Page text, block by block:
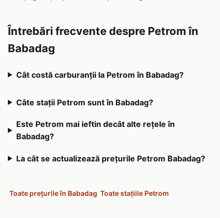
Întrebări frecvente despre Petrom în
Babadag
Cât costă carburanții la Petrom în Babadag?
Câte stații Petrom sunt în Babadag?
Este Petrom mai ieftin decât alte rețele în
Babadag?
La cât se actualizează prețurile Petrom Babadag?
Toate prețurile în Babadag Toate stațiile Petrom